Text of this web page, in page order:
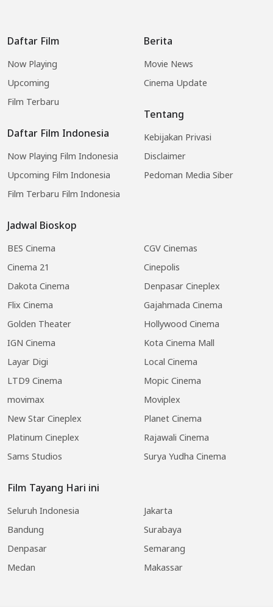
Daftar Film
Now Playing
Upcoming
Film Terbaru
Daftar Film Indonesia
Now Playing Film Indonesia
Upcoming Film Indonesia
Film Terbaru Film Indonesia
Jadwal Bioskop
BES Cinema
CGV Cinemas
Cinema 21
Cinepolis
Dakota Cinema
Denpasar Cineplex
Flix Cinema
Gajahmada Cinema
Golden Theater
Hollywood Cinema
IGN Cinema
Kota Cinema Mall
Layar Digi
Local Cinema
LTD9 Cinema
Mopic Cinema
movimax
Moviplex
New Star Cineplex
Planet Cinema
Platinum Cineplex
Rajawali Cinema
Sams Studios
Surya Yudha Cinema
Film Tayang Hari ini
Seluruh Indonesia
Jakarta
Bandung
Surabaya
Denpasar
Semarang
Medan
Makassar
Berita
Movie News
Cinema Update
Tentang
Kebijakan Privasi
Disclaimer
Pedoman Media Siber